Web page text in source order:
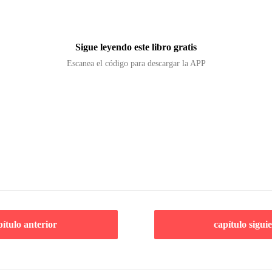
Sigue leyendo este libro gratis
Escanea el código para descargar la APP
anterior capítulo